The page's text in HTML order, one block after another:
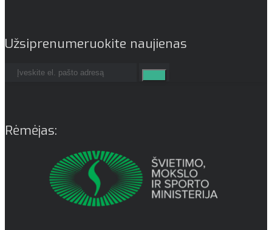
Užsiprenumeruokite naujienas
Rėmėjas: